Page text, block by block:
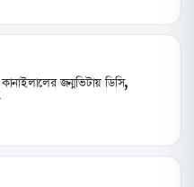
জন্মভিটায় ডিসি,